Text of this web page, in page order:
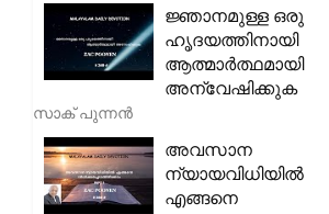
ജ്ഞാനമുള്ള ഒരു
ഹൃദയത്തിനായി
ആത്മാർത്ഥമായി
അന്വേഷിക്കുക
സാക് പുന്നൻ
അവസാന
ന്യായവിധിയിൽ
എങ്ങനെ